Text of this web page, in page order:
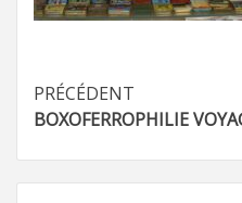
d’article
PRÉCÉDENT
BOXOFERROPHILIE